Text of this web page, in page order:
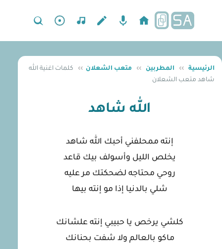
الرئيسية ›› المطربين ›› متعب الشعلان ››
كلمات اغنية الله
شاهد متعب الشعلان
الله شاهد
إنته ممحلفني أحبك الله شاهد
يخلص الليل وأسولف بيك قاعد
روحي محتاجه لضحكتك مر عليه
شلي بالدنيا إذا مو إنته بيها
كلشي يرخص يا حبيبي إنته علشانك
ماكو بالعالم ولا شفت بحنانك